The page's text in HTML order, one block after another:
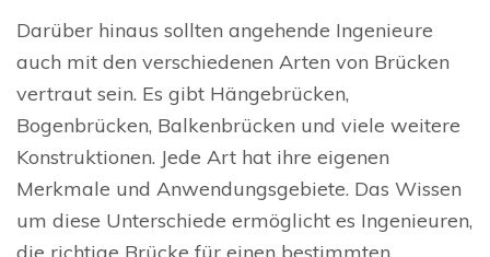
Darüber hinaus sollten angehende Ingenieure
auch mit den verschiedenen Arten von Brücken
vertraut sein. Es gibt Hängebrücken,
Bogenbrücken, Balkenbrücken und viele weitere
Konstruktionen. Jede Art hat ihre eigenen
Merkmale und Anwendungsgebiete. Das Wissen
um diese Unterschiede ermöglicht es Ingenieuren,